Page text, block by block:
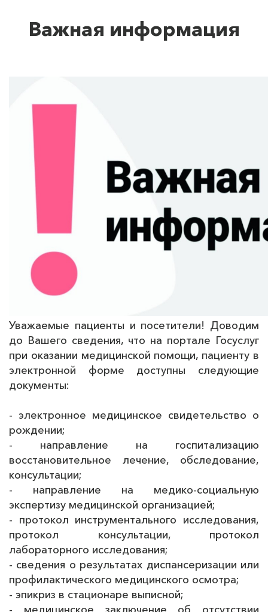
Важная информация
Уважаемые пациенты и посетители! Доводим
до Вашего сведения, что на портале Госуслуг
при оказании медицинской помощи, пациенту в
электронной форме доступны следующие
документы:
‑ электронное медицинское свидетельство о
рождении;
‑ направление на госпитализацию
восстановительное лечение, обследование,
консультации;
‑ направление на медико-социальную
экспертизу медицинской организацией;
‑ протокол инструментального исследования,
протокол консультации, протокол
лабораторного исследования;
‑ сведения о результатах диспансеризации или
профилактического медицинского осмотра;
‑ эпикриз в стационаре выписной;